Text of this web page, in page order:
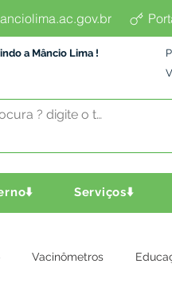
a Mâncio Lima !
Serviços⬇️
Vacinômetros